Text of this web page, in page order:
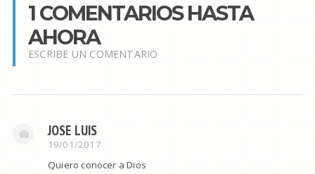
1 COMENTARIOS HASTA
AHORA
ESCRIBE UN COMENTARIO
JOSE LUIS
19/01/2017
Quiero conocer a Dios